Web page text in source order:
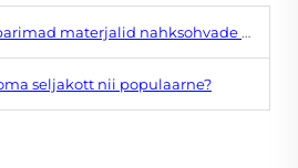
materjalid nahksohvade jaoks?
seljakott nii populaarne?